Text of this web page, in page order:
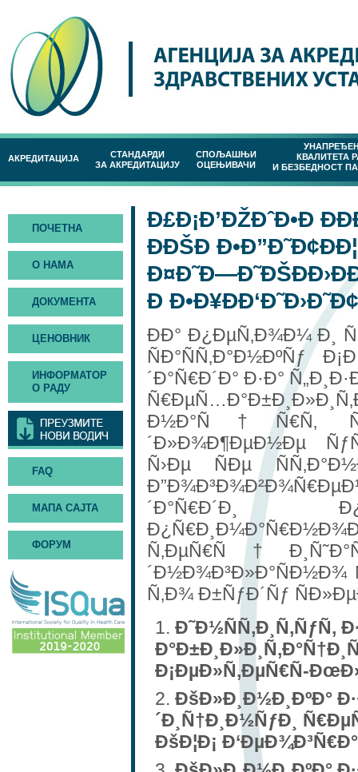
АКРЕДИТАЦИЈА
СТАНДАРДИ
ЗА АКРЕДИТАЦИЈУ
СПОЉАШЊИ
ОЦЕЊИВАЧИ
КВАЛИТЕТА
И БЕЗБЕДНОСТ
ПОЧЕТНА
О НАМА
ДОКУМЕНТА
ЦЕНОВНИК
ИНФОРМАТОР
О РАДУ
FAQ
МАПА САЈТА
ФОРУМ
Ð£Ð¡Ð’ÐŽÐˆÐ•Ð
ÐÐŠÐ
Ð
ÐÐ° Ð¿ÐµÑ‚Ð¾Ð¼ Ð¸
ÑÐ°ÑÑ‚Ð°Ð½ÐºÑƒ
´Ð°Ñ€Ð´Ð° Ð·Ð°
Ð½Ð°Ñ†Ñ€Ñ‚
´Ð»Ð¾Ð¶ÐµÐ½Ðµ
Ñ›Ðµ ÑÐµ
´Ð°Ñ€Ð´Ð¸
Ñ‚Ð¾ Ð±ÑƒÐ´Ñƒ
Ð˜Ð½ÑÑ‚Ð¸Ñ‚ÑƒÑ‚
Ð¡ÐµÐ»Ñ‚ÐµÑ€Ñ-
ÐšÐ»Ð¸Ð½Ð¸ÐºÐ°
´Ð¸Ñ†Ð¸Ð½ÑƒÐ¸
ÐšÐ¦Ð¡ Ð‘ÐµÐ¾Ð³Ñ€Ð°